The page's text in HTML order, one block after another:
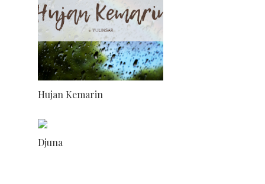
Hujan Kemarin
Djuna